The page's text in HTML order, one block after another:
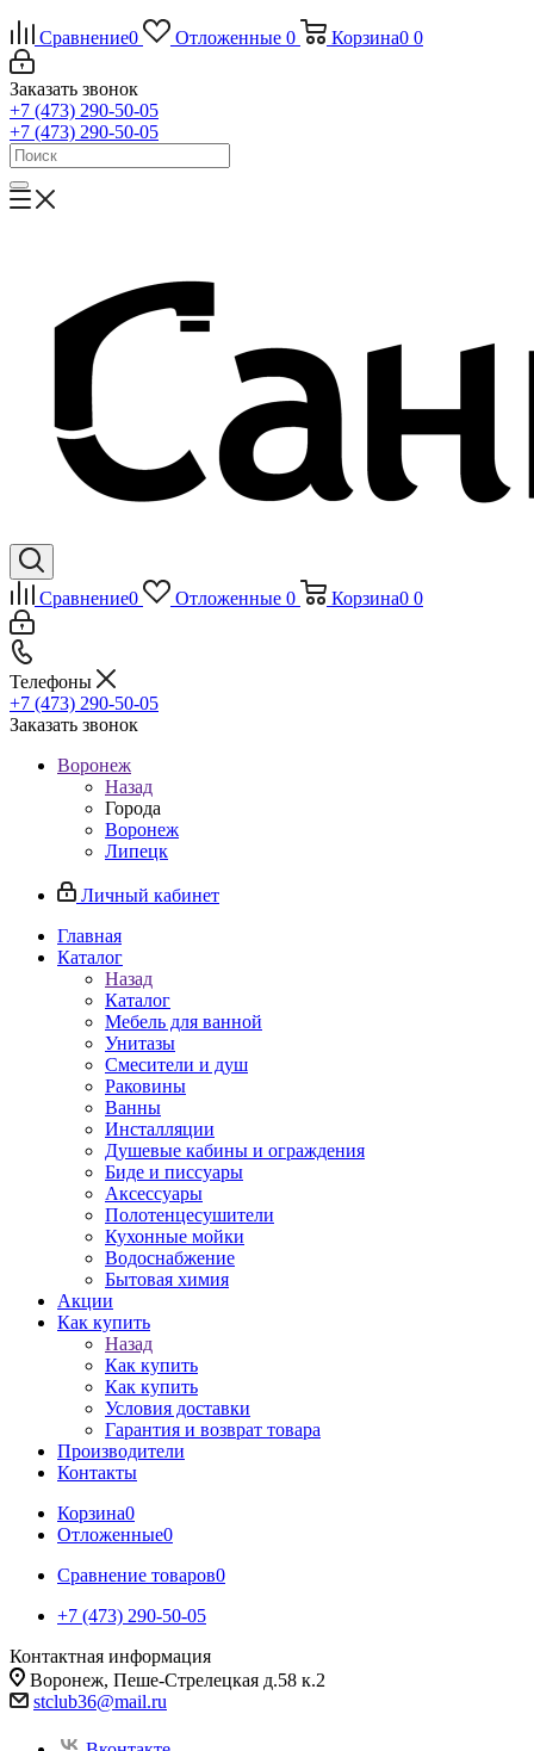
Сравнение0 Отложенные 0 Корзина0 0
Заказать звонок
+7 (473) 290-50-05
+7 (473) 290-50-05
Сравнение0 Отложенные 0 Корзина0 0
Телефоны
+7 (473) 290-50-05
Заказать звонок
Воронеж
Назад
Города
Воронеж
Липецк
Личный кабинет
Главная
Каталог
Назад
Каталог
Мебель для ванной
Унитазы
Смесители и душ
Раковины
Ванны
Инсталляции
Душевые кабины и ограждения
Биде и писсуары
Аксессуары
Полотенцесушители
Кухонные мойки
Водоснабжение
Бытовая химия
Акции
Как купить
Назад
Как купить
Как купить
Условия доставки
Гарантия и возврат товара
Производители
Контакты
Корзина0
Отложенные0
Сравнение товаров0
+7 (473) 290-50-05
Контактная информация
Воронеж, Пеше-Стрелецкая д.58 к.2
stclub36@mail.ru